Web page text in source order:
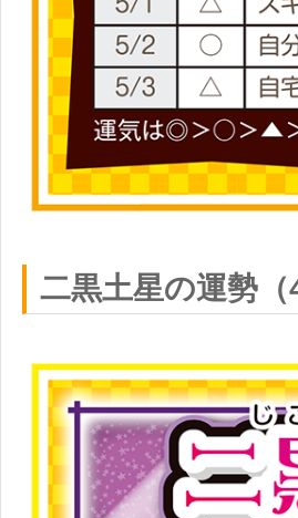
二黒土星の運勢